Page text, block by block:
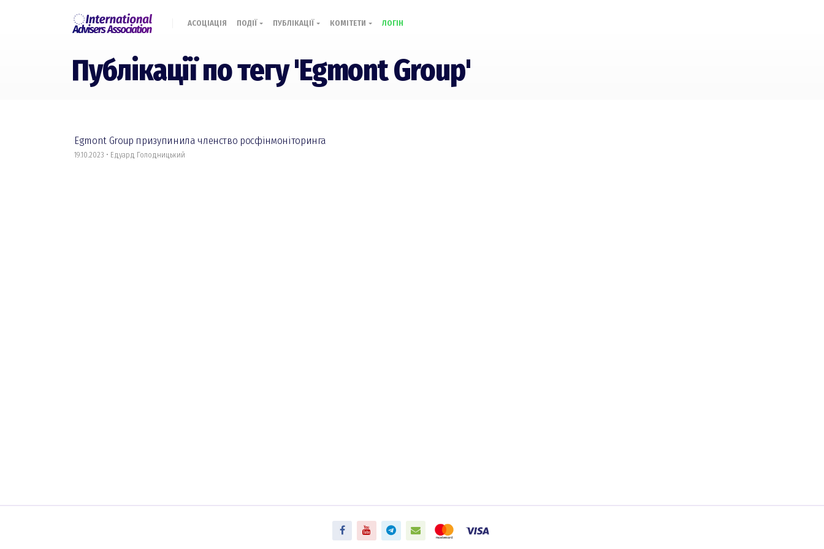
АСОЦІАЦІЯ ПОДІЇ ПУБЛІКАЦІЇ КОМІТЕТИ ЛОГІН
Публікації по тегу 'Egmont Group'
Egmont Group призупинила членство росфінмоніторинга
19.10.2023 • Едуард Голодницький